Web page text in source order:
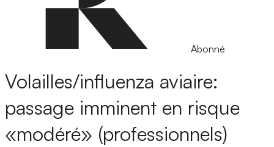
Abonné
Volailles/influenza aviaire:
passage imminent en risque
«modéré» (professionnels)